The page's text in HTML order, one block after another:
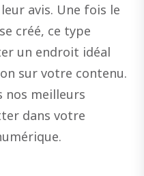
avis. Une fois le
créé, ce type
un endroit idéal
sur votre contenu.
nos meilleurs
dans votre